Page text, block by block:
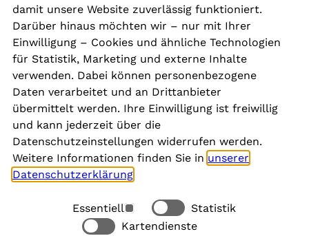
Kontakt
Presse
Aktuelles
Karriere
Newsletter
Social Media
Rechtliches
damit unsere Website zuverlässig funktioniert.
Darüber hinaus möchten wir – nur mit Ihrer
Einwilligung – Cookies und ähnliche Technologien
für Statistik, Marketing und externe Inhalte
verwenden. Dabei können personenbezogene
Daten verarbeitet und an Drittanbieter
übermittelt werden. Ihre Einwilligung ist freiwillig
und kann jederzeit über die
Datenschutzeinstellungen widerrufen werden.
Weitere Informationen finden Sie in unserer
Datenschutzerklärung
Essentiell
Statistik
Kartendienste